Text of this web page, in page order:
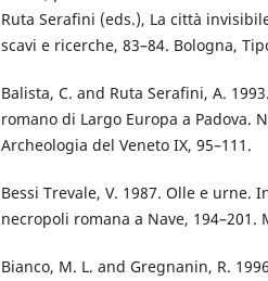
Ruta Serafini (eds.), La città
scavi e ricerche, 83–84. Bologna,
Balista, C. and Ruta Serafini, A.
romano di Largo Europa a Padova.
Archeologia del Veneto IX, 95–111.
Bessi Trevale, V. 1987. Olle e urne.
necropoli romana a Nave, 194–201.
Bianco, M. L. and Gregnanin, R.